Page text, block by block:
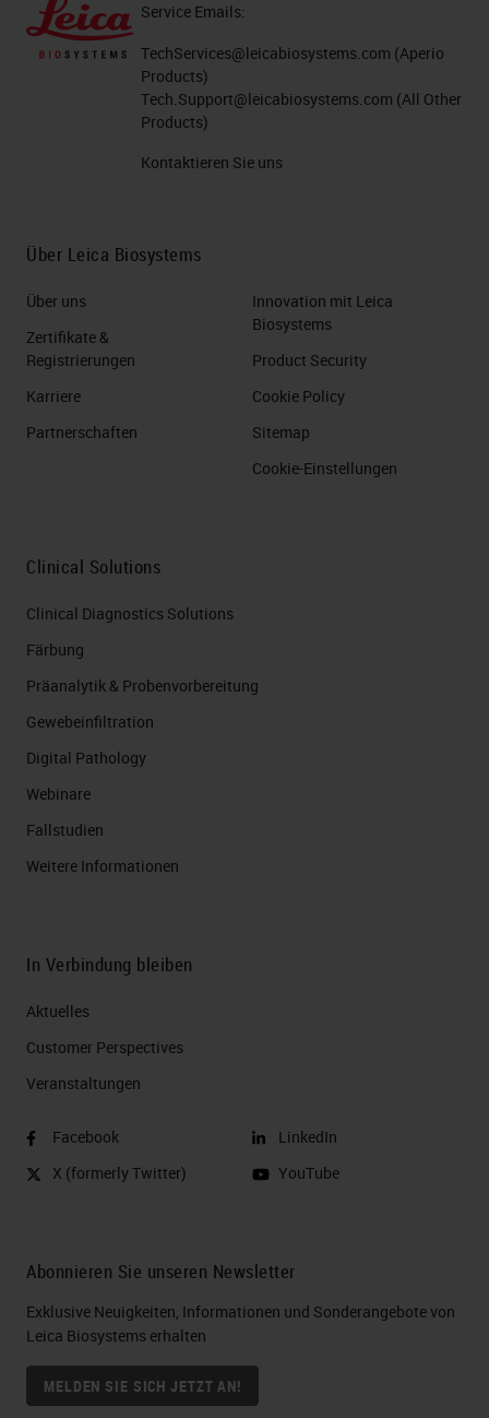
Service Emails:
TechServices@leicabiosystems.com (Aperio
Products)
Tech.Support@leicabiosystems.com (All Other
Products)
Kontaktieren Sie uns
Über Leica Biosystems
Über uns
Zertifikate &
Registrierungen
Karriere
Partnerschaften
Innovation mit Leica
Biosystems
Product Security
Cookie Policy
Sitemap
Cookie-Einstellungen
Clinical Solutions
Clinical Diagnostics Solutions
Färbung
Präanalytik & Probenvorbereitung
Gewebeinfiltration
Digital Pathology
Webinare
Fallstudien
Weitere Informationen
In Verbindung bleiben
Aktuelles
Customer Perspectives​
Veranstaltungen
Facebook
X (formerly Twitter)
LinkedIn
YouTube
Abonnieren Sie unseren Newsletter
Exklusive Neuigkeiten, Informationen und Sonderangebote von
Leica Biosystems erhalten
MELDEN SIE SICH JETZT AN!